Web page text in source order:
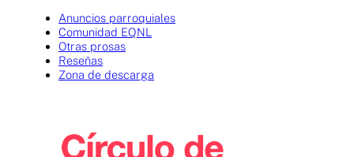
Anuncios parroquiales
Comunidad EQNL
Otras prosas
Reseñas
Zona de descarga